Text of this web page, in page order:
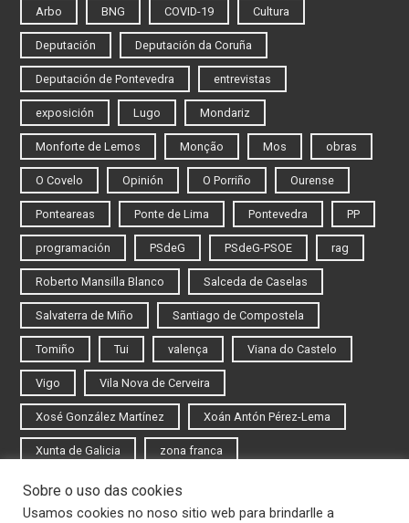
Arbo BNG COVID-19 Cultura
Deputación Deputación da Coruña
Deputación de Pontevedra entrevistas
exposición Lugo Mondariz
Monforte de Lemos Monção Mos obras
O Covelo Opinión O Porriño Ourense
Ponteareas Ponte de Lima Pontevedra PP
programación PSdeG PSdeG-PSOE rag
Roberto Mansilla Blanco Salceda de Caselas
Salvaterra de Miño Santiago de Compostela
Tomiño Tui valença Viana do Castelo
Vigo Vila Nova de Cerveira
Xosé González Martínez Xoán Antón Pérez-Lema
Xunta de Galicia zona franca
Iniciar sesión
Sobre o uso das cookies
Usamos cookies no noso sitio web para brindarlle a